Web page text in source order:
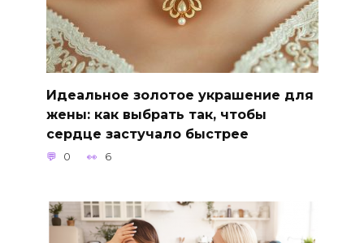
Идеальное золотое украшение для
жены: как выбрать так, чтобы
сердце застучало быстрее
0 6